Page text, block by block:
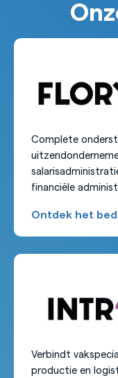
Complete
financiële
Ontdek het
Verbindt
productie en